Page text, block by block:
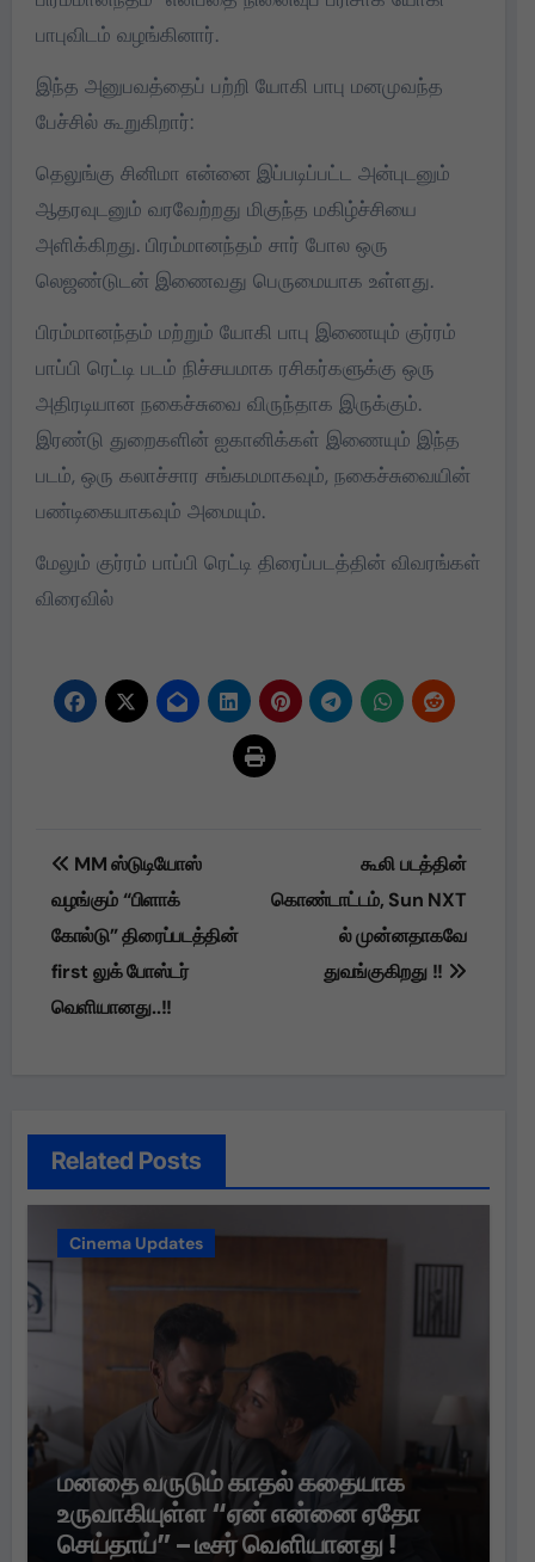
பாபுவிடம் வழங்கினார்.
இந்த அனுபவத்தைப் பற்றி யோகி பாபு மனமுவந்த
பேச்சில் கூறுகிறார்:
தெலுங்கு சினிமா என்னை இப்படிப்பட்ட அன்புடனும்
ஆதரவுடனும் வரவேற்றது மிகுந்த மகிழ்ச்சியை
அளிக்கிறது. பிரம்மானந்தம் சார் போல ஒரு
லெஜண்டுடன் இணைவது பெருமையாக உள்ளது.
பிரம்மானந்தம் மற்றும் யோகி பாபு இணையும் குர்ரம்
பாப்பி ரெட்டி படம் நிச்சயமாக ரசிகர்களுக்கு ஒரு
அதிரடியான நகைச்சுவை விருந்தாக இருக்கும்.
இரண்டு துறைகளின் ஐகானிக்கள் இணையும் இந்த
படம், ஒரு கலாச்சார சங்கமமாகவும், நகைச்சுவையின்
பண்டிகையாகவும் அமையும்.
மேலும் குர்ரம் பாப்பி ரெட்டி திரைப்படத்தின் விவரங்கள்
விரைவில்
Post
navigation
MM ஸ்டுடியோஸ்
வழங்கும் “பிளாக்
கோல்டு” திரைப்படத்தின்
first லுக் போஸ்டர்
வெளியானது..!!
கூலி படத்தின்
கொண்டாட்டம், Sun NXT
ல் முன்னதாகவே
துவங்குகிறது !!
Related Posts
Cinema Updates
மனதை வருடும் காதல் கதையாக
உருவாகியுள்ள “ஏன் என்னை ஏதோ
செய்தாய்” – டீசர் வெளியானது !